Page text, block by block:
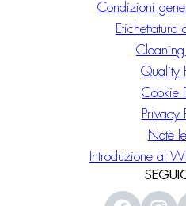
Condizioni
Etichettatura
Quality
Cookie
Privacy
Note
Introduzione al